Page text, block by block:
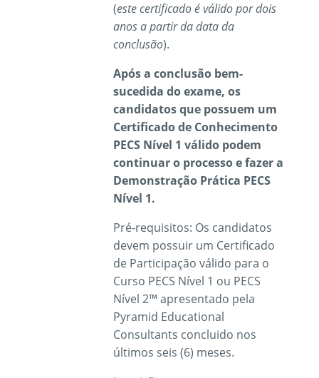
(este certificado é válido por dois
anosa partir da data da
conclusão).
Após a conclusão bem-
sucedida do exame, os
candidatos que possuem um
Certificado de Conhecimento
PECS Nível 1 válido podem
continuar o processo e fazer a
Demonstração Prática PECS
Nível 1.
Pré-requisitos: Os candidatos
devem possuir um Certificado
de Participação válido para o
Curso PECS Nível 1 ou PECS
Nível 2™ apresentado pela
Pyramid Educational
Consultants concluido nos
últimos seis (6) meses.